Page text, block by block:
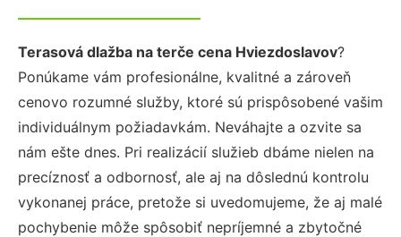
Terasová dlažba na terče cena Hviezdoslavov?
Ponúkame vám profesionálne, kvalitné a zároveň
cenovo rozumné služby, ktoré sú prispôsobené vašim
individuálnym požiadavkám. Neváhajte a ozvite sa
nám ešte dnes. Pri realizácií služieb dbáme nielen na
precíznosť a odbornosť, ale aj na dôslednú kontrolu
vykonanej práce, pretože si uvedomujeme, že aj malé
pochybenie môže spôsobiť nepríjemné a zbytočné